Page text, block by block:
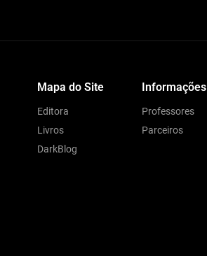
Mapa do Site
Editora
Livros
DarkBlog
Informações
Professores
Parceiros